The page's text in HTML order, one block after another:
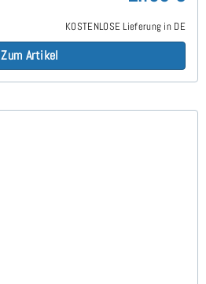
KOSTENLOSE Lieferung in DE
Zum Artikel